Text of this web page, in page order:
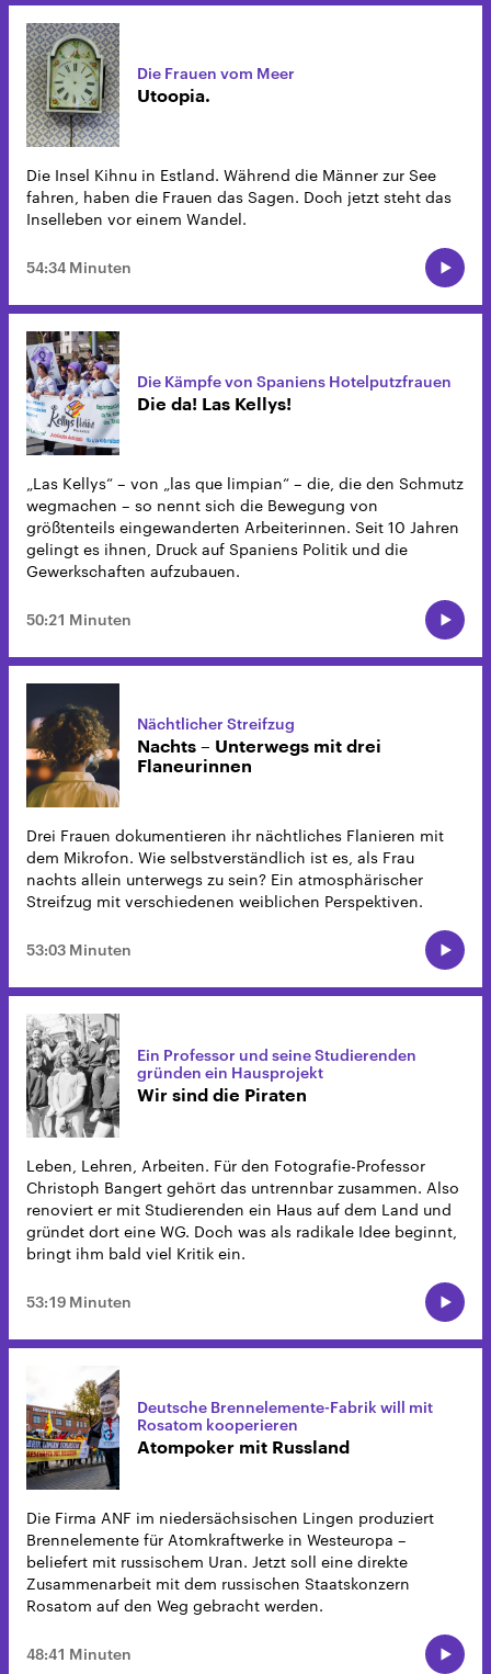
Die Frauen vom Meer
Utoopia.
Die Insel Kihnu in Estland. Während die Männer zur See
fahren, haben die Frauen das Sagen. Doch jetzt steht das
Inselleben vor einem Wandel.
54:34 Minuten
Die Kämpfe von Spaniens Hotelputzfrauen
Die da! Las Kellys!
„Las Kellys“ – von „las que limpian“ – die, die den Schmutz
wegmachen – so nennt sich die Bewegung von
größtenteils eingewanderten Arbeiterinnen. Seit 10 Jahren
gelingt es ihnen, Druck auf Spaniens Politik und die
Gewerkschaften aufzubauen.
50:21 Minuten
Nächtlicher Streifzug
Nachts – Unterwegs mit drei
Flaneurinnen
Drei Frauen dokumentieren ihr nächtliches Flanieren mit
dem Mikrofon. Wie selbstverständlich ist es, als Frau
nachts allein unterwegs zu sein? Ein atmosphärischer
Streifzug mit verschiedenen weiblichen Perspektiven.
53:03 Minuten
Ein Professor und seine Studierenden
gründen ein Hausprojekt
Wir sind die Piraten
Leben, Lehren, Arbeiten. Für den Fotografie-Professor
Christoph Bangert gehört das untrennbar zusammen. Also
renoviert er mit Studierenden ein Haus auf dem Land und
gründet dort eine WG. Doch was als radikale Idee beginnt,
bringt ihm bald viel Kritik ein.
53:19 Minuten
Deutsche Brennelemente-Fabrik will mit
Rosatom kooperieren
Atompoker mit Russland
Die Firma ANF im niedersächsischen Lingen produziert
Brennelemente für Atomkraftwerke in Westeuropa –
beliefert mit russischem Uran. Jetzt soll eine direkte
Zusammenarbeit mit dem russischen Staatskonzern
Rosatom auf den Weg gebracht werden.
48:41 Minuten